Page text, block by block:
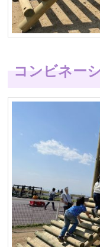
コンビネー